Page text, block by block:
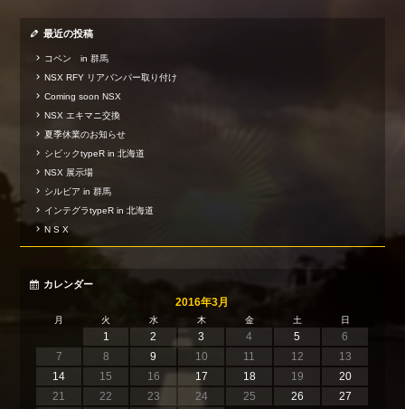
最近の投稿
コペン in 群馬
NSX RFY リアバンパー取り付け
Coming soon NSX
NSX エキマニ交換
夏季休業のお知らせ
シビックtypeR in 北海道
NSX 展示場
シルビア in 群馬
インテグラtypeR in 北海道
N S X
カレンダー
2016年3月
月 火 水 木 金 土 日
1 2 3 4 5
6
7
8 9 10 11 12
13
14
15 16 17 18 19
20
21
22 23 24 25 26
27